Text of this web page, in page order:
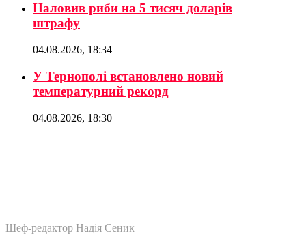
Наловив риби на 5 тисяч доларів
штрафу
04.08.2026, 18:34
У Тернополі встановлено новий
температурний рекорд
04.08.2026, 18:30
Шеф-редактор Надія Сеник